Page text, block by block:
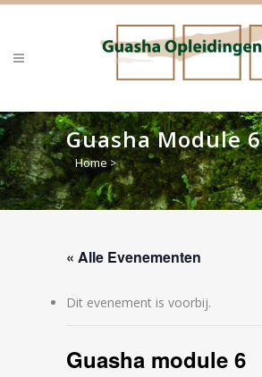
Guasha Module 6
Home >
« Alle Evenementen
Dit evenement is voorbij.
Guasha module 6